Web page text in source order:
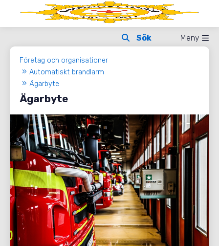
Meny
Företag och organisationer
Automatiskt brandlarm
Ägarbyte
Ägarbyte